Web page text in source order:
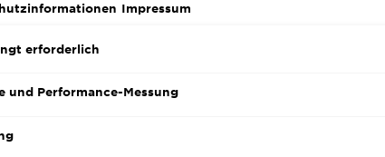
Impressum
erforderlich
und Performance-Messung